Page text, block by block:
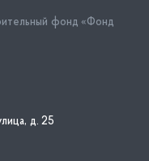
фонд «Фонд
д. 25